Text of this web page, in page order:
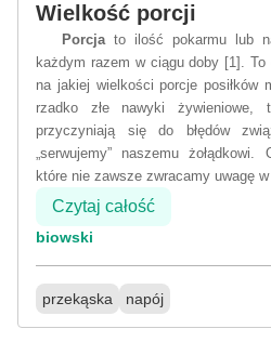
Wielkość porcji
Porcjato ilość pokarmu lub
każdym razem w ciągu doby [1].
na jakiej wielkości porcje posiłków
rzadko złe nawyki
przyczyniają się do błędów
„serwujemy” naszemu
które nie zawsze zwracamy uwagę
Czytaj całość
biowski
przekąska napój